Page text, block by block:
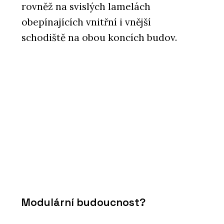
rovněž na svislých lamelách
obepínajících vnitřní i vnější
schodiště na obou koncích budov.
Modulární budoucnost?